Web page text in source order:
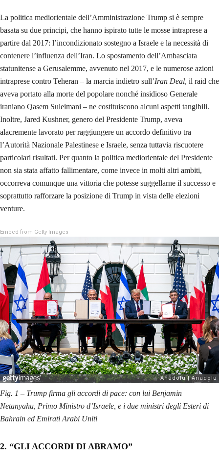
La politica mediorientale dell’Amministrazione Trump si è sempre
basata su due principi, che hanno ispirato tutte le mosse intraprese a
partire dal 2017: l’incondizionato sostegno a Israele e la necessità di
contenere l’influenza dell’Iran. Lo spostamento dell’Ambasciata
statunitense a Gerusalemme, avvenuto nel 2017, e le numerose azioni
intraprese contro Teheran – la marcia indietro sull’Iran Deal, il raid che
aveva portato alla morte del popolare nonché insidioso Generale
iraniano Qasem Suleimani – ne costituiscono alcuni aspetti tangibili.
Inoltre, Jared Kushner, genero del Presidente Trump, aveva
alacremente lavorato per raggiungere un accordo definitivo tra
l’Autorità Nazionale Palestinese e Israele, senza tuttavia riscuotere
particolari risultati. Per quanto la politica mediorientale del Presidente
non sia stata affatto fallimentare, come invece in molti altri ambiti,
occorreva comunque una vittoria che potesse suggellarne il successo e
soprattutto rafforzare la posizione di Trump in vista delle elezioni
venture.
Embed from Getty Images
Fig. 1 – Trump firma gli accordi di pace: con lui Benjamin
Netanyahu, Primo Ministro d’Israele, e i due ministri degli Esteri di
Bahrain ed Emirati Arabi Uniti
2. “GLI ACCORDI DI ABRAMO”